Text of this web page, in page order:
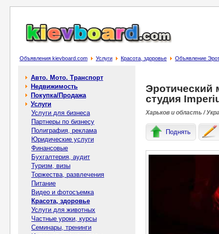
Объявления kievboard.com Услуги Красота, здоровье Объявление
Авто. Мото. Транспорт
Недвижимость
Покупка/Продажа
Услуги
Услуги для бизнеса
Партнеры по бизнесу
Полиграфия, реклама
Юридические услуги
Финансовые
Бухгалтерия, аудит
Туризм, визы
Торжества, развлечения
Питание
Видео и фотосъемка
Красота, здоровье
Услуги для животных
Частные уроки, курсы
Семинары, тренинги
Эpoтический
студия
Харьков и область /
Поднять